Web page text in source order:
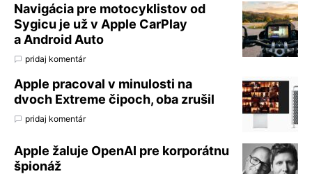
Navigácia pre motocyklistov od
Sygicu je už v Apple CarPlay
a Android Auto
pridaj komentár
Apple pracoval v minulosti na
dvoch Extreme čipoch, oba zrušil
pridaj komentár
Apple žaluje OpenAI pre korporátnu
špionáž